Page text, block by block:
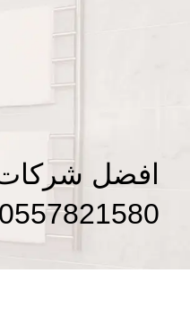
افضل
0557821580